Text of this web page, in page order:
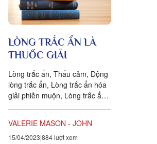
LÒNG TRẮC ẨN LÀ
THUỐC GIẢI
Lòng trắc ẩn, Thấu cảm, Động
lòng trắc ẩn, Lòng trắc ẩn hóa
giải phiền muộn, Lòng trắc ẩn
VALERIE MASON - JOHN
15/04/2023 884 lượt xem